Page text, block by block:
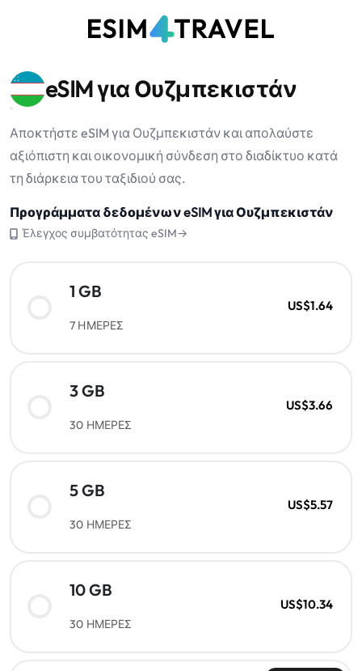
eSIM για Ουζμπεκιστάν
Αποκτήστε eSIM για Ουζμπεκιστάν και απολαύστε
αξιόπιστη και οικονομική σύνδεση στο διαδίκτυο κατά
τη διάρκεια του ταξιδιού σας.
Προγράμματα δεδομένων eSIM για Ουζμπεκιστάν
Έλεγχος συμβατότητας eSIM→
1 GB
7 ΗΜΕΡΕΣ
US$1.64
3 GB
30 ΗΜΕΡΕΣ
US$3.66
5 GB
30 ΗΜΕΡΕΣ
US$5.57
10 GB
30 ΗΜΕΡΕΣ
US$10.34